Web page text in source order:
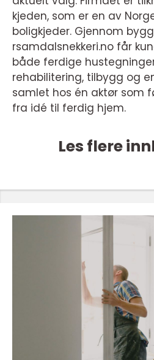
kjeden, som er en av
boligkjeder. Gjennom
rsamdalsnekkeri.no får
både ferdige
rehabilitering, tilbygg og
samlet hos én aktør som
fra idé til ferdig hjem.
Les flere